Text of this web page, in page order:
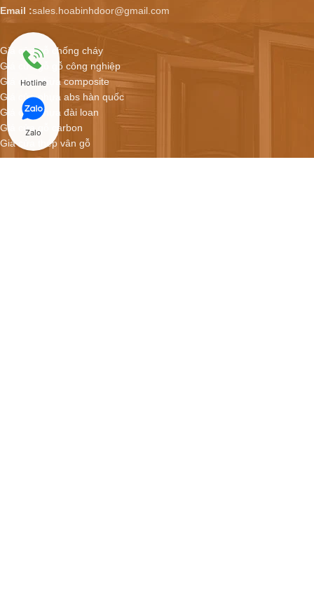
Email :sales.hoabinhdoor@gmail.com
Giá cửa gỗ chống cháy
Giá cửa gỗ gỗ công nghiệp
Giá cửa nhựa composite
Giá cửa nhựa abs hàn quốc
Giá cửa nhựa đài loan
Giá cửa gỗ carbon
Giá cửa thép vân gỗ
Hotline
Zalo